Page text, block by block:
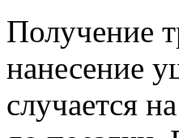
Получение
нанесение
случается